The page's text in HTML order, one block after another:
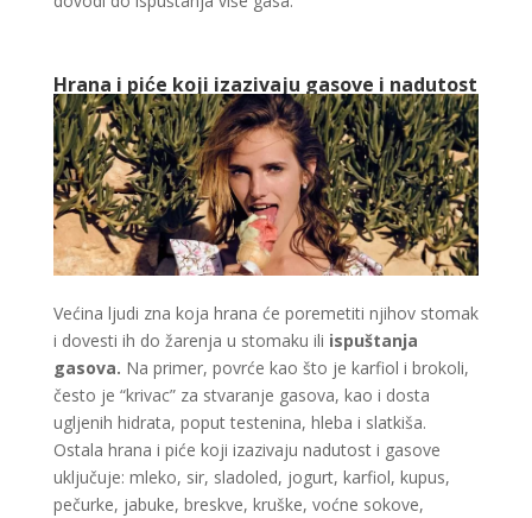
Hrana i piće koji izazivaju gasove i nadutost
Većina ljudi zna koja hrana će poremetiti njihov stomak
i dovesti ih do žarenja u stomaku ili ispuštanja
gasova. Na primer, povrće kao što je karfiol i brokoli,
često je “krivac” za stvaranje gasova, kao i dosta
ugljenih hidrata, poput testenina, hleba i slatkiša.
Ostala hrana i piće koji izazivaju nadutost i gasove
uključuje: mleko, sir, sladoled, jogurt, karfiol, kupus,
pečurke, jabuke, breskve, kruške, voćne sokove,